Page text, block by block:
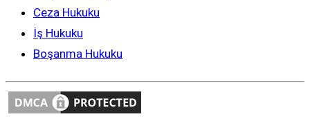
Ceza Hukuku
İş Hukuku
Boşanma Hukuku